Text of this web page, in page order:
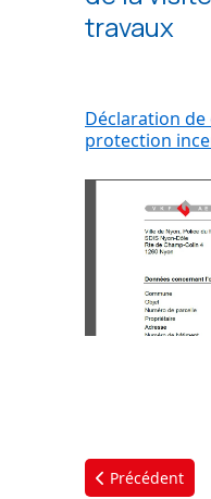
travaux
Déclaration
protection
Article
Précédent